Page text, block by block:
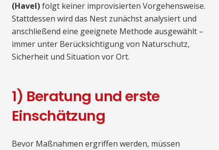
(Havel)folgt keiner improvisierten Vorgehensweise.
Stattdessen wird das Nest zunächst analysiert und
anschließend eine geeignete Methode ausgewählt –
immer unter Berücksichtigung von Naturschutz,
Sicherheit und Situation vor Ort.
1) Beratung und erste
Einschätzung
Bevor Maßnahmen ergriffen werden, müssen